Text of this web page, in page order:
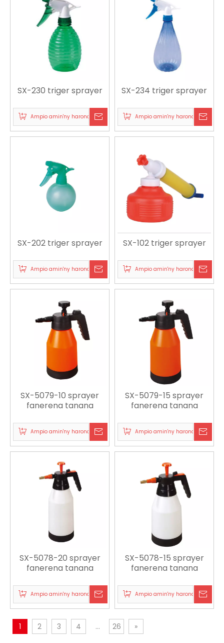
SX-230 triger sprayer
Ampio amin'ny harona
SX-234 triger sprayer
Ampio amin'ny harona
SX-202 triger sprayer
Ampio amin'ny harona
SX-102 triger sprayer
Ampio amin'ny harona
SX-5079-10 sprayer
fanerena tanana
Ampio amin'ny harona
SX-5079-15 sprayer
fanerena tanana
Ampio amin'ny harona
SX-5078-20 sprayer
fanerena tanana
Ampio amin'ny harona
SX-5078-15 sprayer
fanerena tanana
Ampio amin'ny harona
1 2 3 4 ... 26 »